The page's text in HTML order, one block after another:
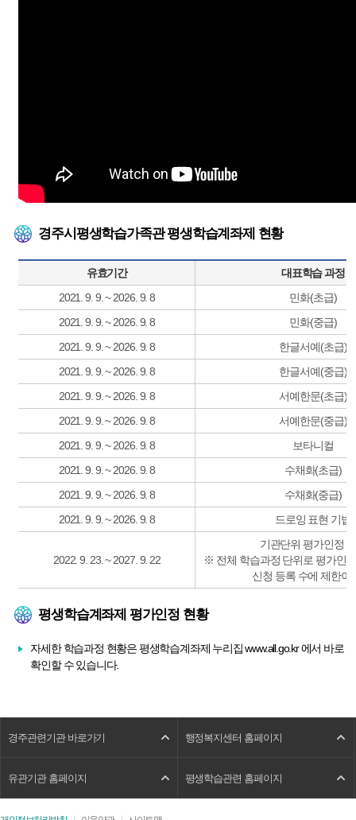
경주시평생학습가족관 평생학습계좌제 현황
유효기간
대표학습 과정
2021. 9. 9. ~ 2026. 9. 8
민화(초급)
2021. 9. 9. ~ 2026. 9. 8
민화(중급)
2021. 9. 9. ~ 2026. 9. 8
한글서예(초급)
2021. 9. 9. ~ 2026. 9. 8
한글서예(중급)
2021. 9. 9. ~ 2026. 9. 8
서예한문(초급)
2021. 9. 9. ~ 2026. 9. 8
서예한문(중급)
2021. 9. 9. ~ 2026. 9. 8
보타니컬
2021. 9. 9. ~ 2026. 9. 8
수채화(초급)
2021. 9. 9. ~ 2026. 9. 8
수채화(중급)
2021. 9. 9. ~ 2026. 9. 8
드로잉 표현 기법
2022. 9. 23. ~ 2027. 9. 22
기관단위 평가인정
※ 전체 학습과정 단위로 평가인
신청 등록 수에 제한이
평생학습계좌제 평가인정 현황
자세한 학습과정 현황은 평생학습계좌제 누리집www.all.go.kr에서 바로
확인할 수 있습니다.
경주관련기관 바로가기 행정복지센터 홈페이지
유관기관 홈페이지 평생학습관련 홈페이지